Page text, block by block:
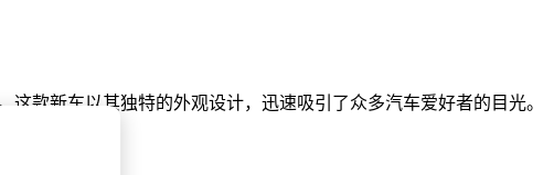
款新车以其独特的外观设计，迅速吸引了众多汽车爱好者的目光。